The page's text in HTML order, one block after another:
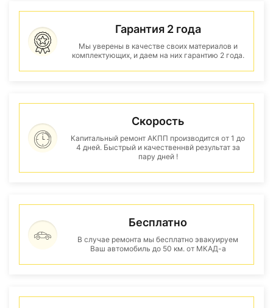
Гарантия 2 года
Мы уверены в качестве своих материалов и
комплектующих, и даем на них гарантию 2 года.
Скорость
Капитальный ремонт АКПП производится от 1 до
4 дней. Быстрый и качественнвй результат за
пару дней !
Бесплатно
В случае ремонта мы бесплатно эвакуируем
Ваш автомобиль до 50 км. от МКАД-а